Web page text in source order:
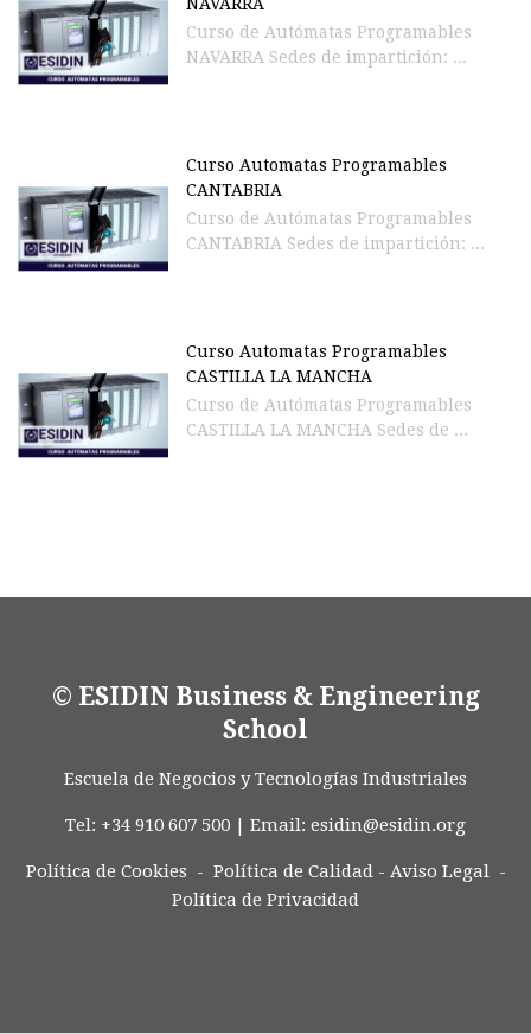
Curso de Autómatas Programables
NAVARRA Sedes de impartición: ...
Curso Automatas Programables
CANTABRIA
Curso de Autómatas Programables
CANTABRIA Sedes de impartición: ...
Curso Automatas Programables
CASTILLA LA MANCHA
Curso de Autómatas Programables
CASTILLA LA MANCHA Sedes de ...
© ESIDIN Business & Engineering
School
Escuela de Negocios y Tecnologías Industriales
Tel: +34 910 607 500 | Email: esidin@esidin.org
Política de Cookies - Política de Calidad- Aviso Legal-
Política de Privacidad